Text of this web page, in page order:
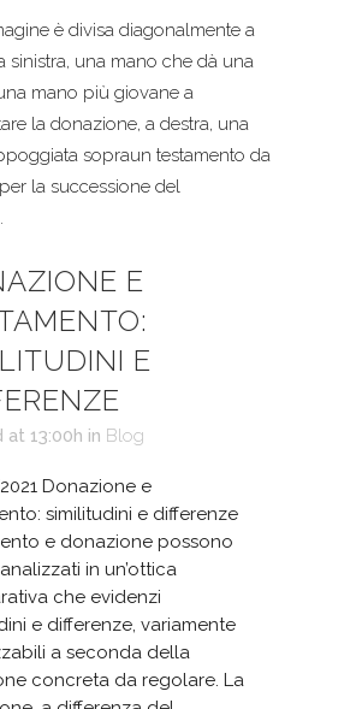
E
E
at 13:00h in Blog
Donazione e
similitudini e differenze
e donazione possono
in un’ottica
che evidenzi
e differenze, variamente
a seconda della
concreta da regolare. La